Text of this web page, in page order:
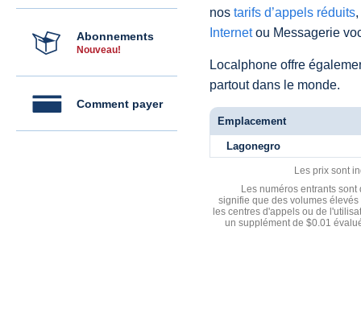
Abonnements
Nouveau!
Comment payer
nos tarifs d’appels réduits
Internetou Messagerie
Localphone offre
partout dans le monde.
Emplacement
Lagonegro
Les prix sont
Les numéros entrants
signifie que des volumes
les centres d'appels ou de
un supplément de $0.01